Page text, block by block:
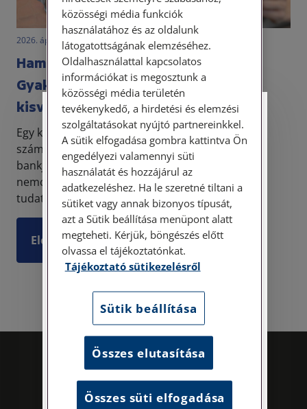
2026. április 21. • dr. Novák Katalin Orsolya
Hamis pénzzel fizetne a vevő?
Gyakorlati útmutató
kisvállalkozásoknak
Egy kisbolt, pékség, trafik vagy családi vállalkozás
számára komoly veszteséget okozhat, ha hamis
bankjegy kerül a kasszába. A probléma ráadásul
nemcsak anyagi: a hamis pénz használata vagy
tudatos...
Elolvasom
Személyes ügyfélfogadás
Tisztelt Ügyfeleink!
Személyes ügyfélszolgálatunk telefonon
történő előzetes időpontegyeztetés után,
szerdai napokon érhető el.
Címünk: 1087 Budapest, Hungária körút
30/A. 8. emelet. Pontos megközelítési
útmutatónk a Kapcsolat – Elérhetőségeink
menüpont alatt érhető el.
Az energiatudatos és fenntartható
működés iránti elkötelezettségünk
részeként augusztus 8-án, szombaton
irodamentes, home office munkanapot
tartunk. A rendkívüli hőségre és az
energiaellátási rendszer terhelésére
tekintettel ezzel egyszerre óvjuk
munkatársaink egészségét és csökkentjük
közösségi média funkciók
használatához és az oldalunk
látogatottságának elemzéséhez.
Oldalhasználattal kapcsolatos
információkat is megosztunk a
közösségi média területén
tevékenykedő, a hirdetési és elemzési
szolgáltatásokat nyújtó partnereinkkel.
A sütik elfogadása gombra kattintva Ön
engedélyezi valamennyi süti
használatát és hozzájárul az
adatkezeléshez. Ha le szeretné tiltani a
sütiket vagy annak bizonyos típusát,
azt a Sütik beállítása menüpont alatt
megteheti. Kérjük, böngészés előtt
olvassa el tájékoztatónkat.
Tájékoztató sütikezelésről
Sütik beállítása
Összes elutasítása
Összes süti elfogadása